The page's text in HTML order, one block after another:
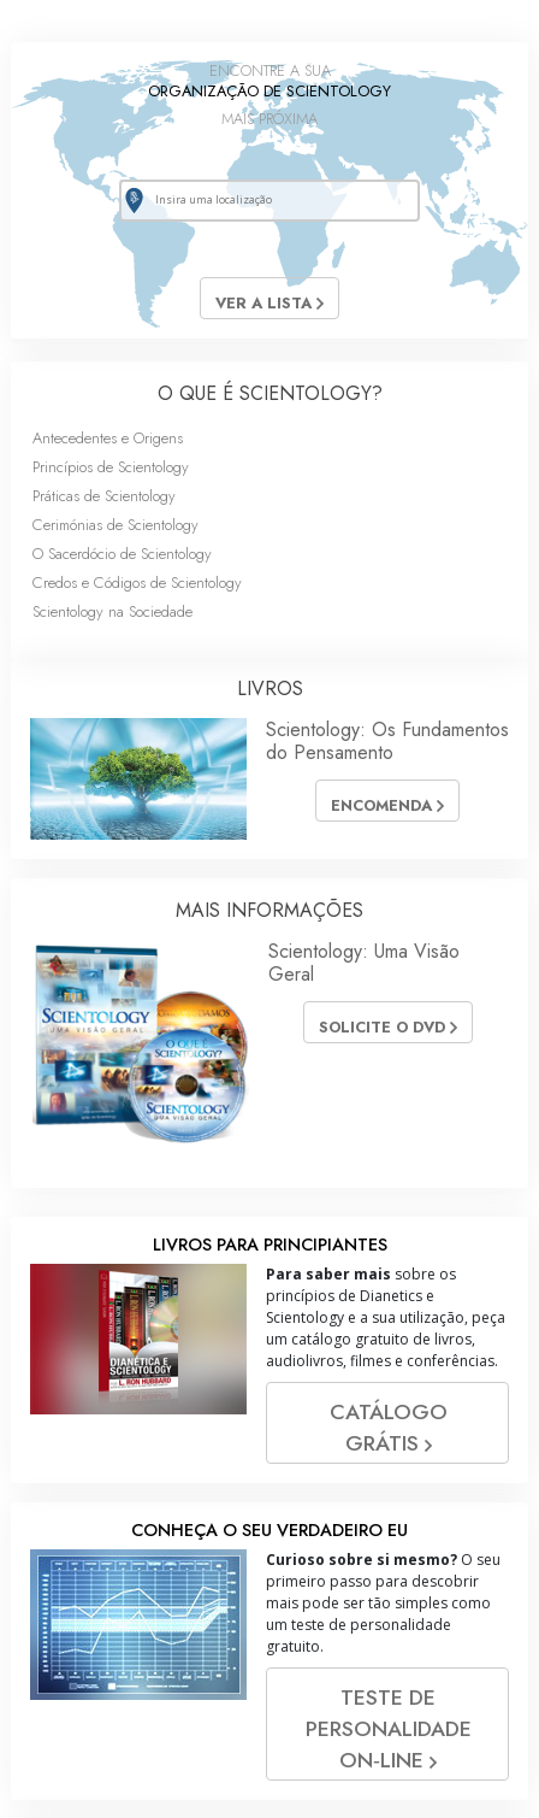
ENCONTRE A SUA
ORGANIZAÇÃO DE SCIENTOLOGY
MAIS PRÓXIMA
VER A LISTA
O QUE É SCIENTOLOGY?
Antecedentes e Origens
Princípios de Scientology
Práticas de Scientology
Cerimónias de Scientology
O Sacerdócio de Scientology
Credos e Códigos de Scientology
Scientology na Sociedade
LIVROS
Scientology: Os Fundamentos
do Pensamento
ENCOMENDA
MAIS INFORMAÇÕES
Scientology: Uma Visão
Geral
SOLICITE O DVD
LIVROS PARA PRINCIPIANTES
Para saber mais sobre os
princípios de Dianetics e
Scientology e a sua utilização, peça
um catálogo gratuito de livros,
audiolivros, filmes e conferências.
CATÁLOGO
GRÁTIS
CONHEÇA O SEU VERDADEIRO EU
Curioso sobre si mesmo? O seu
primeiro passo para descobrir
mais pode ser tão simples como
um teste de personalidade
gratuito.
TESTE DE
PERSONALIDADE
ON‑LINE